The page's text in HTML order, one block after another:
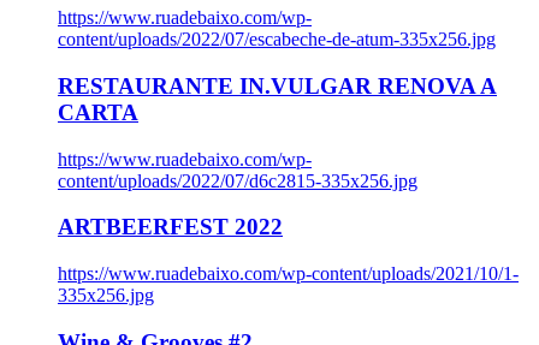
https://www.ruadebaixo.com/wp-
content/uploads/2022/07/escabeche-de-atum-335x256.jpg
RESTAURANTE IN.VULGAR RENOVA A
CARTA
https://www.ruadebaixo.com/wp-
content/uploads/2022/07/d6c2815-335x256.jpg
ARTBEERFEST 2022
https://www.ruadebaixo.com/wp-content/uploads/2021/10/1-
335x256.jpg